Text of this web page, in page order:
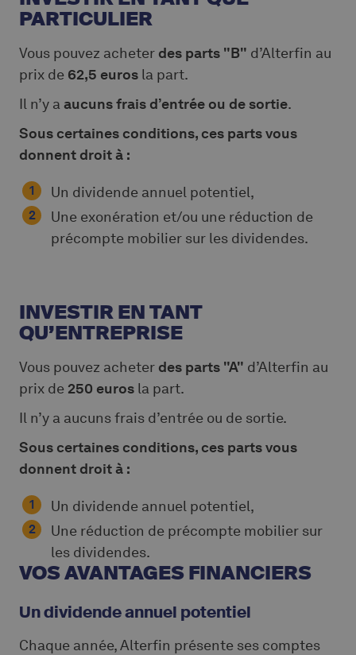
PARTICULIER
Vous pouvez acheter des parts "B" d’Alterfin au
prix de 62,5 euros la part.
Il n’y a aucuns frais d’entrée ou de sortie.
Sous certaines conditions, ces parts vous
donnent droit à :
Un dividende annuel potentiel,
Une exonération et/ou une réduction de
précompte mobilier sur les dividendes.
INVESTIR EN TANT
QU’ENTREPRISE
Vous pouvez acheter des parts "A" d’Alterfin au
prix de 250 euros la part.
Il n’y a aucuns frais d’entrée ou de sortie.
Sous certaines conditions, ces parts vous
donnent droit à :
Un dividende annuel potentiel,
Une réduction de précompte mobilier sur
les dividendes.
VOS AVANTAGES FINANCIERS
Un dividende annuel potentiel
Chaque année, Alterfin présente ses comptes